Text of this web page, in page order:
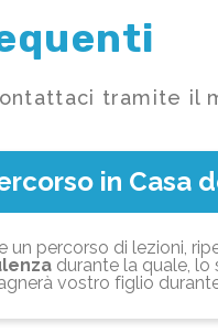
tramite il
in Casa
un percorso di lezioni,
durante la quale, lo
vostro figlio